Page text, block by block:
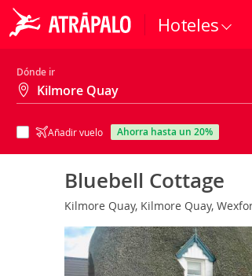
Hoteles
Dónde ir
Añadir vuelo ahorra hasta un 20%
Bluebell Cottage
Kilmore Quay, Kilmore Quay,